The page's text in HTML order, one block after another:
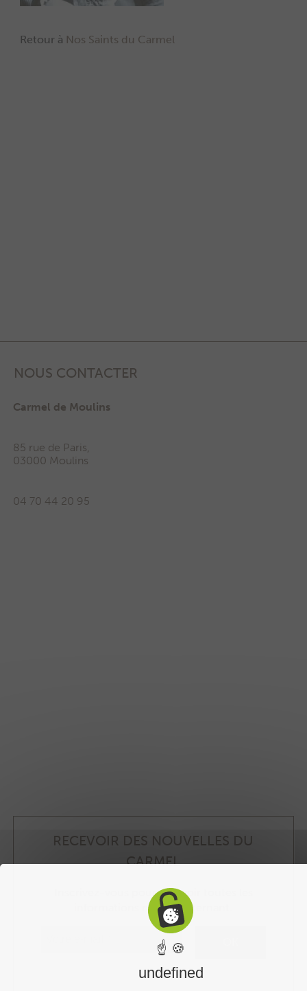
Retour à Nos Saints du Carmel
NOUS CONTACTER
Carmel de Moulins
85 rue de Paris,
03000 Moulins
04 70 44 20 95
RECEVOIR DES NOUVELLES DU
CARMEL
Inscrivez-vous pour recevoir toutes les
informations nous concernant.
☝ 🍪
undefined